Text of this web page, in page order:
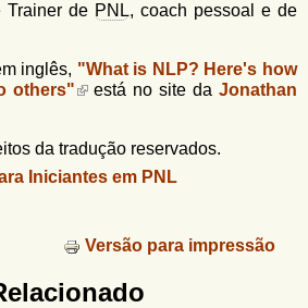
Trainer de PNL, coach pessoal e de
inglês, "What is NLP? Here's how
others"
está no site daJonathan
da tradução reservados.
Iniciantes em PNL
Versão para impressão